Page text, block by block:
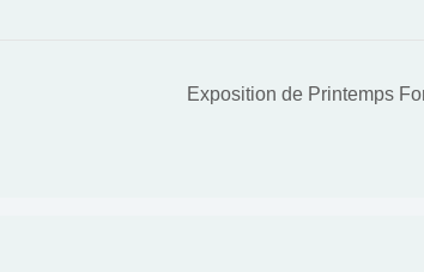
Exposition de Printemps